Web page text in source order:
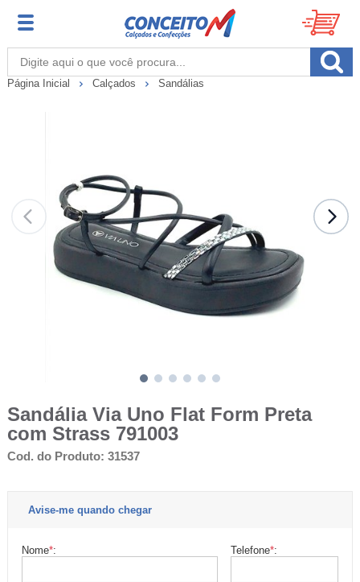
Página Inicial Calçados Sandálias
Sandália Via Uno Flat Form Preta
com Strass 791003
Cod. do Produto: 31537
Avise-me quando chegar
Nome*: Telefone*: